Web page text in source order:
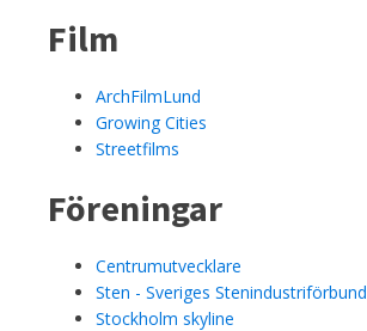
Film
ArchFilmLund
Growing Cities
Streetfilms
Föreningar
Centrumutvecklare
Sten - Sveriges Stenindustriförbund
Stockholm skyline